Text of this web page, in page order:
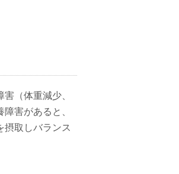
（体重減少、
害があると、
摂取しバランス